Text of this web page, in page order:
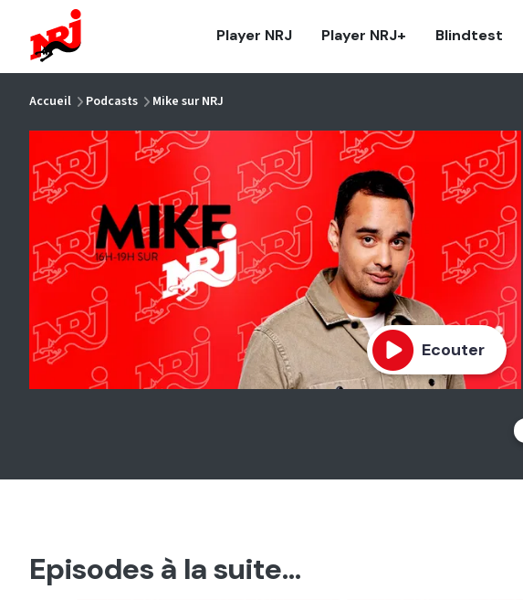
Player NRJ Player NRJ+ Blindtest
Accueil Podcasts Mike sur NRJ
Ecouter
Episodes à la suite...